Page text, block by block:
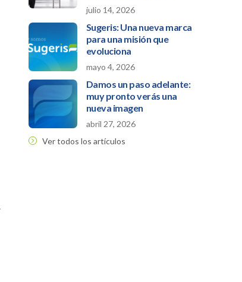
julio 14, 2026
Sugeris: Una nueva marca
para una misión que
evoluciona
mayo 4, 2026
Damos un paso adelante:
muy pronto verás una
nueva imagen
abril 27, 2026
Ver todos los artículos